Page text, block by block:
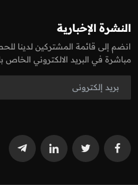
النشرة الإخبارية
انضم إلى قائمة المشتركين لدينا
مباشرة في البريد الالكتروني الخاص